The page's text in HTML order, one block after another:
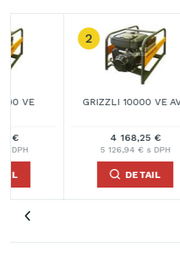
GRIZZLI 12000 VE
5 729,26 € s DPH